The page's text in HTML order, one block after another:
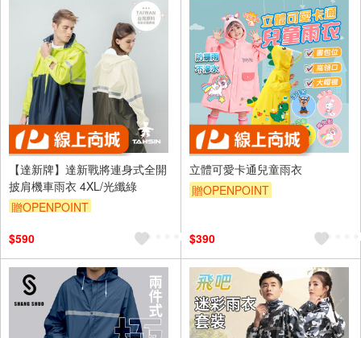
【達新牌】達新戰將連身式全開
披肩機車雨衣 4XL/光纖綠
贈OPENPOINT
$590
立體可愛卡通兒童雨衣
贈OPENPOINT
$390